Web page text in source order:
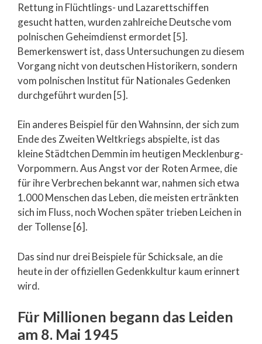
Rettung in Flüchtlings- und Lazarettschiffen
gesucht hatten, wurden zahlreiche Deutsche vom
polnischen Geheimdienst ermordet [5].
Bemerkenswert ist, dass Untersuchungen zu diesem
Vorgang nicht von deutschen Historikern, sondern
vom polnischen Institut für Nationales Gedenken
durchgeführt wurden [5].
Ein anderes Beispiel für den Wahnsinn, der sich zum
Ende des Zweiten Weltkriegs abspielte, ist das
kleine Städtchen Demmin im heutigen Mecklenburg-
Vorpommern. Aus Angst vor der Roten Armee, die
für ihre Verbrechen bekannt war, nahmen sich etwa
1.000 Menschen das Leben, die meisten ertränkten
sich im Fluss, noch Wochen später trieben Leichen in
der Tollense [6].
Das sind nur drei Beispiele für Schicksale, an die
heute in der offiziellen Gedenkkultur kaum erinnert
wird.
Für Millionen begann das Leiden
am 8. Mai 1945